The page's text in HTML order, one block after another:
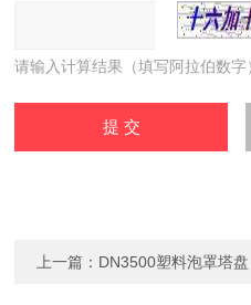
请输入计算结果（填写阿拉伯数
上一篇： DN3500塑料泡罩塔盘